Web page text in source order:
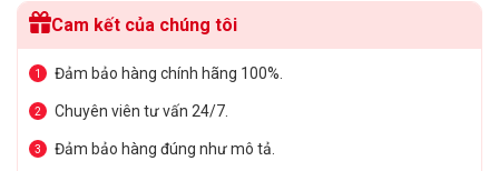
Cam kết của chúng tôi
1 Đảm bảo hàng chính hãng 100%.
2 Chuyên viên tư vấn 24/7.
3 Đảm bảo hàng đúng như mô tả.